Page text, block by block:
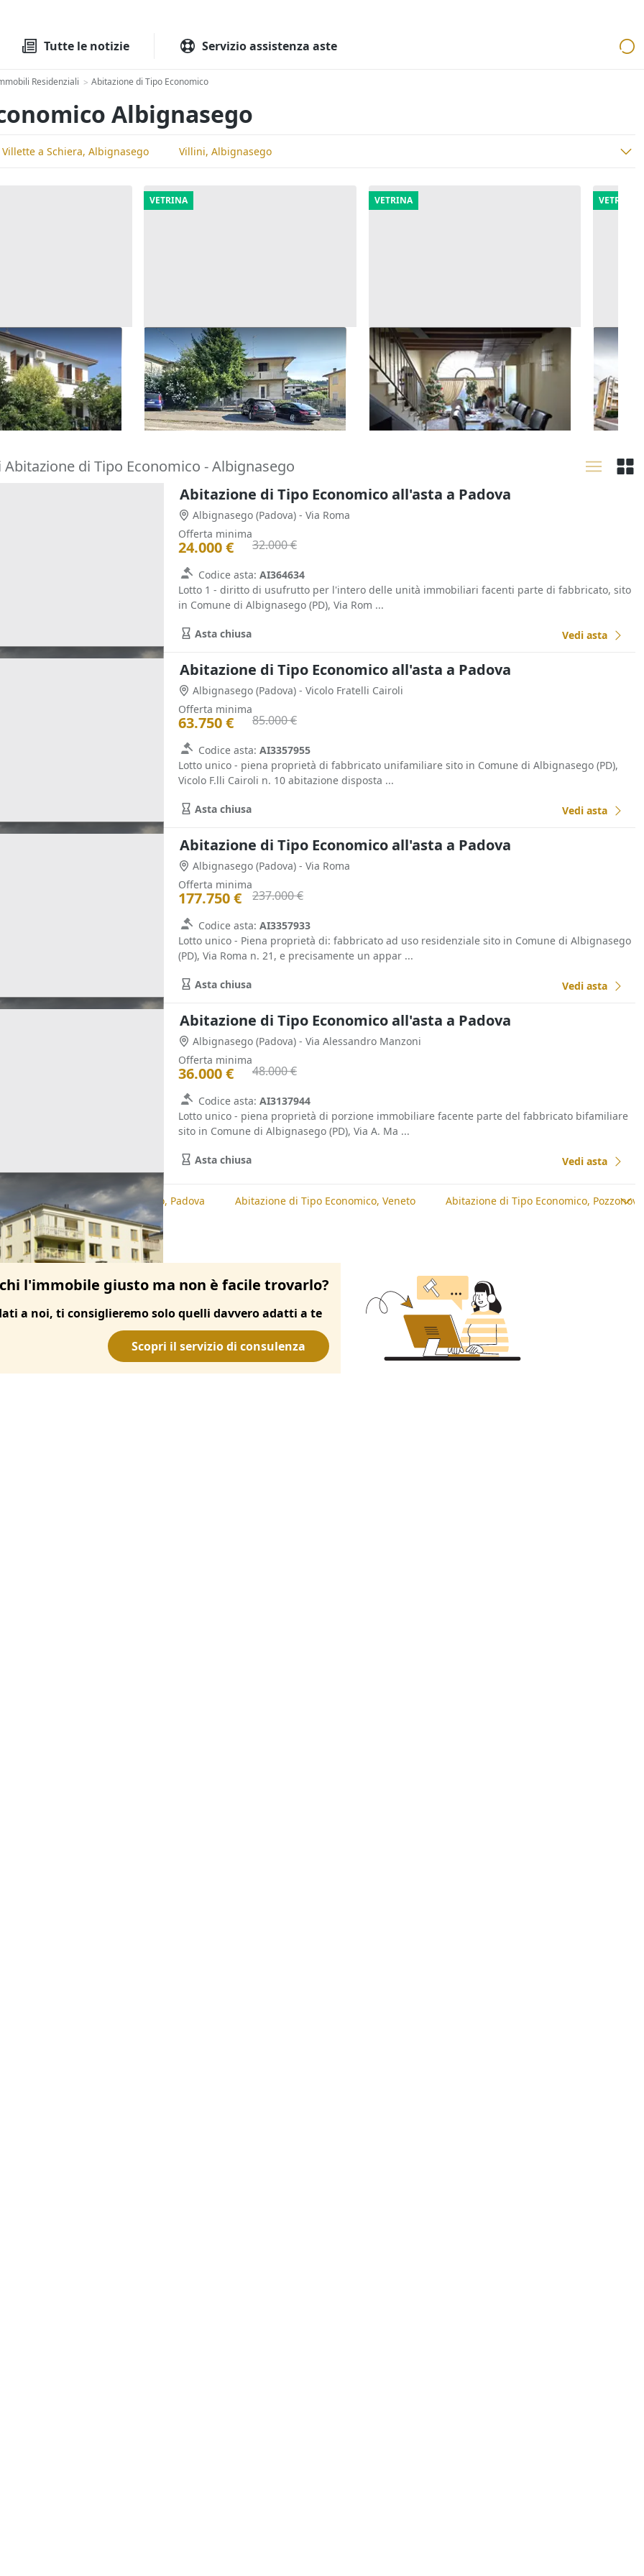
Tutte le notizie Servizio assistenza aste
Residenziali > Abitazione di Tipo Economico
Albignasego
Villette a Schiera, Albignasego Villini, Albignasego
cielo terra con
(Padova)
VETRINA
Asta Casa indipendente con corte
pertinenziale
Barbarano Mossano (Vicenza)
180.000 €
22/10/2026
VETRINA
Asta Alloggio duplex con
giardinetto e garage
Arzignano (Vicenza)
80.160 €
17/09/2026
VETRINA
Asta
con
30/
di Tipo Economico - Albignasego
Abitazione di Tipo Economico all'asta a Padova
Albignasego (Padova) - Via Roma
Offerta minima
24.000 € 32.000 €
Codice asta: AI364634
Lotto 1 - diritto di usufrutto per l'intero delle unità immobiliari facenti parte di fabbricato, sito
in Comune di Albignasego (PD), Via Rom ...
Asta chiusa Vedi asta
Abitazione di Tipo Economico all'asta a Padova
Albignasego (Padova) - Vicolo Fratelli Cairoli
Offerta minima
63.750 € 85.000 €
Codice asta: AI3357955
Lotto unico - piena proprietà di fabbricato unifamiliare sito in Comune di Albignasego (PD),
Vicolo F.lli Cairoli n. 10 abitazione disposta ...
Asta chiusa Vedi asta
Abitazione di Tipo Economico all'asta a Padova
Albignasego (Padova) - Via Roma
Offerta minima
177.750 € 237.000 €
Codice asta: AI3357933
Lotto unico - Piena proprietà di: fabbricato ad uso residenziale sito in Comune di Albignasego
(PD), Via Roma n. 21, e precisamente un appar ...
Asta chiusa Vedi asta
Abitazione di Tipo Economico all'asta a Padova
Albignasego (Padova) - Via Alessandro Manzoni
Offerta minima
36.000 € 48.000 €
Codice asta: AI3137944
Lotto unico - piena proprietà di porzione immobiliare facente parte del fabbricato bifamiliare
sito in Comune di Albignasego (PD), Via A. Ma ...
Asta chiusa Vedi asta
Abitazione di Tipo Economico, Padova Abitazione di Tipo Economico, Veneto Abitazione di Tipo Economico, Pozzonovo
l'immobile giusto ma non è facile trovarlo?
a noi, ti consiglieremo solo quelli davvero adatti a te
Scopri il servizio di consulenza